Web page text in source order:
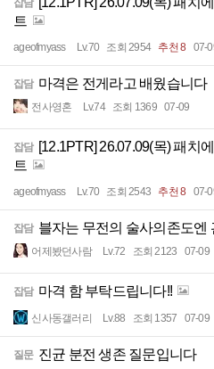
잡담
트
ageofmyass Lv.70 조회 2954 추천 8 07-
잡담 마격은 전게라고 배웠습니다
전사영혼 Lv.74 조회 1369 07-09
잡담 [12.1PTR] 26.07.09(목) 패치
트
ageofmyass Lv.70 조회 2543 추천 8 07-
잡담 블자는 무전의 술사의존도엔
어제봤던사람 Lv.72 조회 2123 07-09
잡담 마격 함 부탁드립니다!!
신사동갤러리 Lv.88 조회 1357 07-09
질문 진균 분전 생존 질문입니다